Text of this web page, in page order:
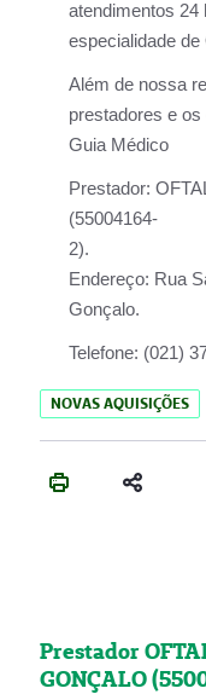
atendimentos 24
especialidade de
Além de nossa
prestadores e
Guia Médico
Prestador:
(55004164-
Endereço: Rua
Gonçalo.
Telefone: (021)
NOVAS AQUISIÇÕES
Prestador
GONÇALO